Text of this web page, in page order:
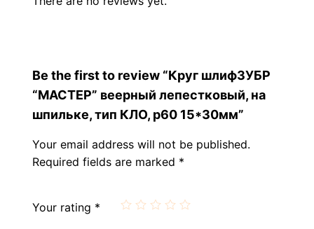
Be the first to review “Круг шлифЗУБР
“МАСТЕР” веерный лепестковый, на
шпильке, тип КЛО, р60 15*30мм”
Your email address will not be published.
Required fields are marked *
Your rating *